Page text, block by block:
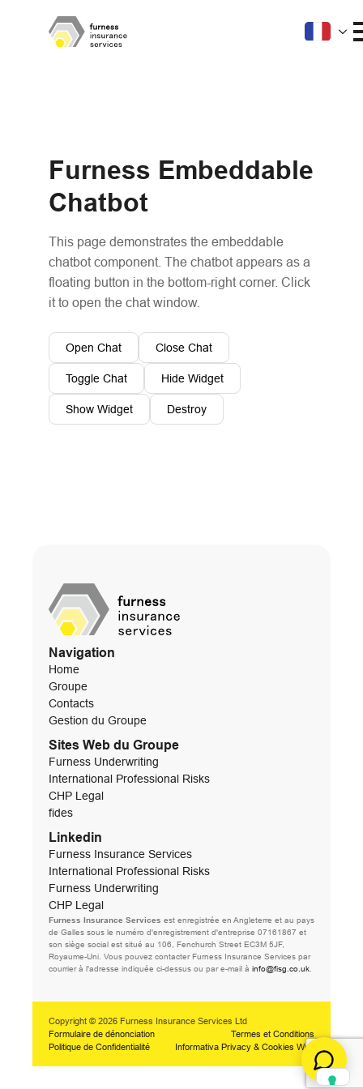
Furness Embeddable
Chatbot
This page demonstrates the embeddable
chatbot component. The chatbot appears as a
floating button in the bottom-right corner. Click
it to open the chat window.
Open Chat Close Chat
Toggle Chat Hide Widget
Show Widget Destroy
Navigation
Home
Groupe
Contacts
Gestion du Groupe
Sites Web du Groupe
Furness Underwriting
International Professional Risks
CHP Legal
fides
Linkedin
Furness Insurance Services
International Professional Risks
Furness Underwriting
CHP Legal
Furness Insurance Services est enregistrée en Angleterre et au pays
de Galles sous le numéro d'enregistrement d'entreprise 07161867 et
son siège social est situé au 106, Fenchurch Street EC3M 5JF,
Royaume-Uni. Vous pouvez contacter Furness Insurance Services par
courrier à l'adresse indiquée ci-dessus ou par e-mail à info@fisg.co.uk
Copyright © 2026 Furness Insurance Services Ltd
Formulaire de dénonciation
Termes et Conditions
Politique de Confidentialité
Informativa Privacy & Cookies Web